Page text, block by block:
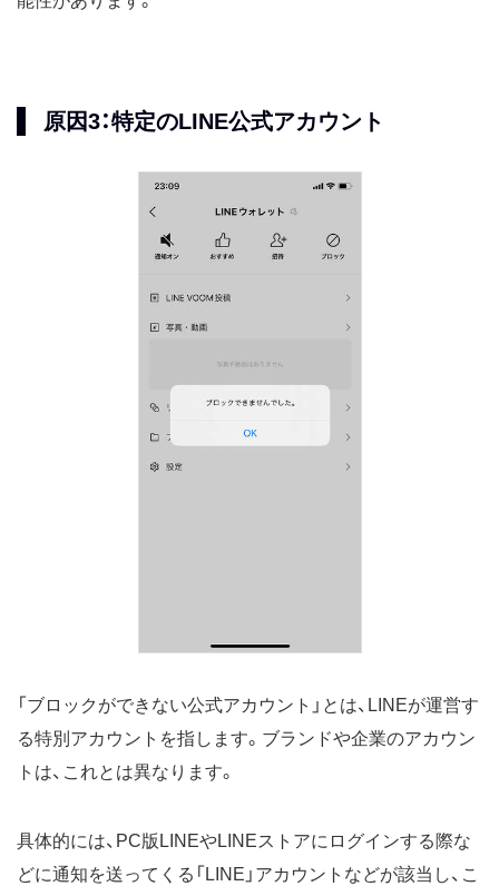
原因3：特定のLINE公式アカウント
「ブロックができない公式アカウント」とは、LINEが運営す
る特別アカウントを指します。ブランドや企業のアカウン
トは、これとは異なります。
具体的には、PC版LINEやLINEストアにログインする際な
どに通知を送ってくる「LINE」アカウントなどが該当し、こ